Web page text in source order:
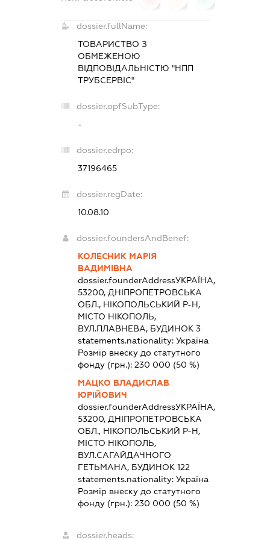
dossier.fullName:
ТОВАРИСТВО З
ОБМЕЖЕНОЮ
ВІДПОВІДАЛЬНІСТЮ "НПП
ТРУБСЕРВІС"
dossier.opfSubType:
-
dossier.edrpo:
37196465
dossier.regDate:
10.08.10
dossier.foundersAndBenef:
КОЛЕСНИК МАРІЯ
ВАДИМІВНА
dossier.founderAddressУКРАЇНА,
53200, ДНІПРОПЕТРОВСЬКА
ОБЛ., НІКОПОЛЬСЬКИЙ Р-Н,
МІСТО НІКОПОЛЬ,
ВУЛ.ПЛАВНЕВА, БУДИНОК 3
statements.nationality: Україна
Розмір внеску до статутного
фонду (грн.): 230 000 (50 %)
МАЦКО ВЛАДИСЛАВ
ЮРІЙОВИЧ
dossier.founderAddressУКРАЇНА,
53200, ДНІПРОПЕТРОВСЬКА
ОБЛ., НІКОПОЛЬСЬКИЙ Р-Н,
МІСТО НІКОПОЛЬ,
ВУЛ.САГАЙДАЧНОГО
ГЕТЬМАНА, БУДИНОК 122
statements.nationality: Україна
Розмір внеску до статутного
фонду (грн.): 230 000 (50 %)
dossier.heads: